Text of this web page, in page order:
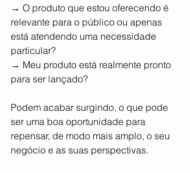
→ O produto que estou oferecendo é
relevante para o público ou apenas
está atendendo uma necessidade
particular?
→ Meu produto está realmente pronto
para ser lançado?
Podem acabar surgindo, o que pode
ser uma boa oportunidade para
repensar, de modo mais amplo, o seu
negócio e as suas perspectivas.